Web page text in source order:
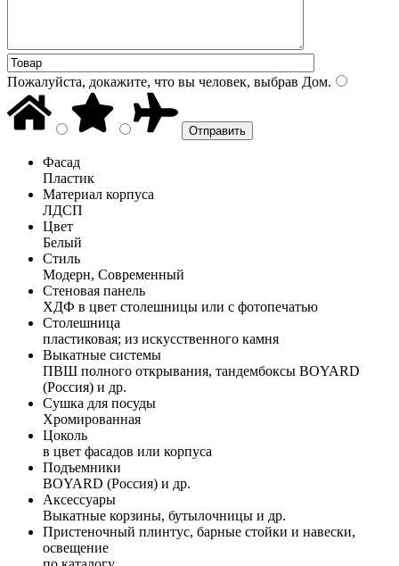
Пожалуйста, докажите, что вы человек, выбрав Дом.
Фасад
Пластик
Материал корпуса
ЛДСП
Цвет
Белый
Стиль
Модерн, Современный
Стеновая панель
ХДФ в цвет столешницы или с фотопечатью
Столешница
пластиковая; из искусственного камня
Выкатные системы
ПВШ полного открывания, тандембоксы BOYARD
(Россия) и др.
Сушка для посуды
Хромированная
Цоколь
в цвет фасадов или корпуса
Подъемники
BOYARD (Россия) и др.
Аксессуары
Выкатные корзины, бутылочницы и др.
Пристеночный плинтус, барные стойки и навески,
освещение